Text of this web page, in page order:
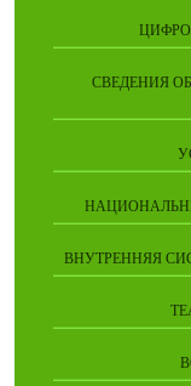
СВЕДЕНИЯ
ВНУТРЕННЯЯ